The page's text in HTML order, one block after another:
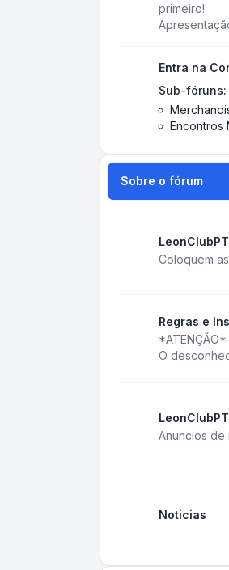
primeiro!
Entra na
Sub-fóruns:
Encontros
Sobre o fórum
Coloquem
Regras e
*ATENÇÃO*
O
Anuncios de
Noticias